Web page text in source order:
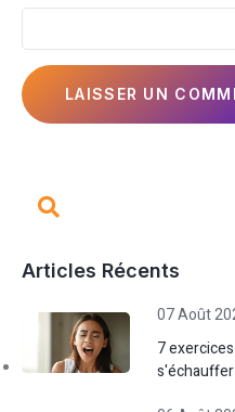
Articles Récents
07 Août
7